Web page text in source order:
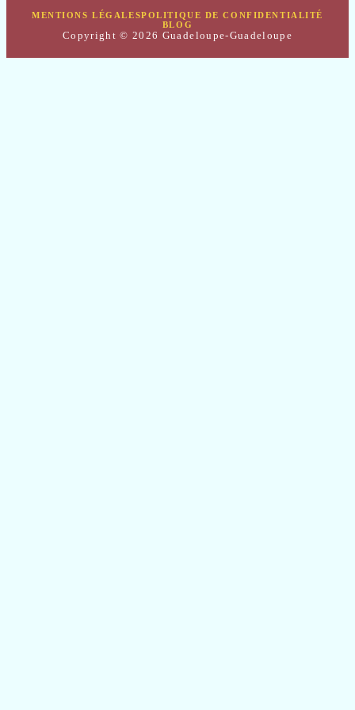
MENTIONS LÉGALESPOLITIQUE DE CONFIDENTIALITÉ
BLOG
Copyright © 2026 Guadeloupe-Guadeloupe